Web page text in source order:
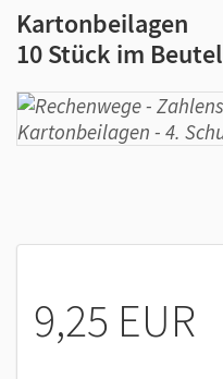
Kartonbeilagen
10 Stück im Beutel
9,25 EUR